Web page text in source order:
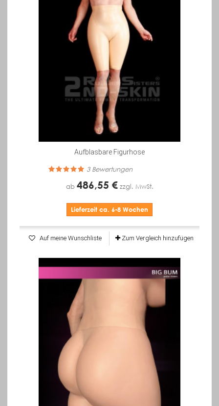
Aufblasbare Figurhose
3Bewertungen
ab 486,55 € zzgl. MwSt.
Lieferzeit ca. 6-8 Wochen
Auf meine Wunschliste Zum Vergleich hinzufügen